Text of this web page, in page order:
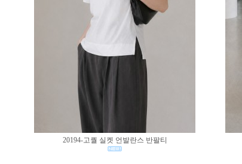
20194-고퀄 실켓 언발란스 반팔티